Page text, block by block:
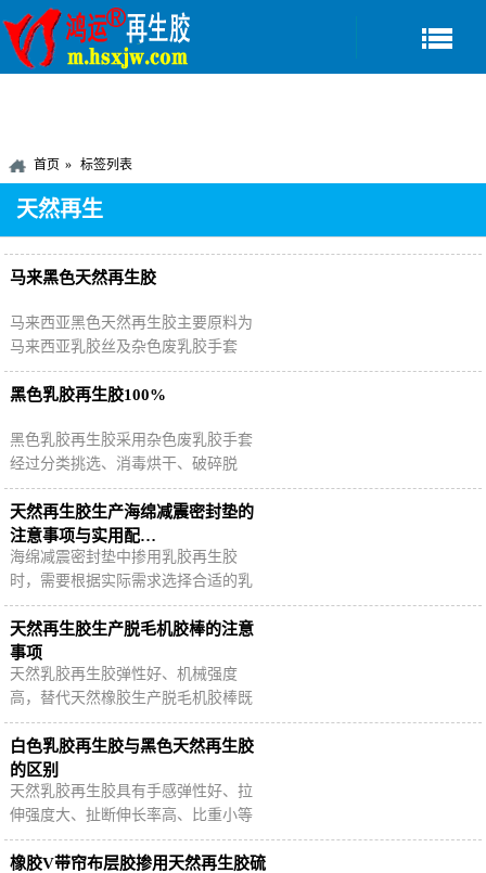
首页 标签列表
天然再生
马来黑色天然再生胶
马来西亚黑色天然再生胶主要原料为
马来西亚乳胶丝及杂色废乳胶手套
等，具有高强力、国标无味道、手感
弹性好、扯断伸长率高等特点，在生
黑色乳胶再生胶100%
黑色乳胶再生胶采用杂色废乳胶手套
经过分类挑选、消毒烘干、破碎脱
硫、过滤挤出后压制成型，具有无杂
质、无味道、比重小、手感弹性好、
扯断伸长率高等…
天然再生胶生产海绵减震密封垫的
注意事项与实用配…
海绵减震密封垫中掺用乳胶再生胶
时，需要根据实际需求选择合适的乳
胶再生胶，适当调整橡胶配方与生产
工艺，在保持减震密封垫实用性能的
前提下降低更多…
天然再生胶生产脱毛机胶棒的注意
事项
天然乳胶再生胶弹性好、机械强度
高，替代天然橡胶生产脱毛机胶棒既
可以降低胶料成本，又能够改善加工
工艺性能，降低生产能耗。
白色乳胶再生胶与黑色天然再生胶
的区别
天然乳胶再生胶具有手感弹性好、拉
伸强度大、扯断伸长率高、比重小等
特点，可全部或部分替代天然橡胶生
产制品，市面上的乳胶再生胶以白色
橡胶V带帘布层胶掺用天然再生胶硫